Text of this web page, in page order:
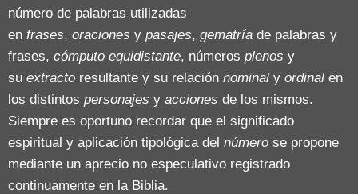
número de palabras utilizadas
en frases, oraciones y pasajes, gematría de palabras y
frases, cómputo equidistante, números plenos y
su extracto resultante y su relación nominal y ordinal en
los distintos personajes y acciones de los mismos.
Siempre es oportuno recordar que el significado
espiritual y aplicación tipológica del número se propone
mediante un aprecio no especulativo registrado
continuamente en la Biblia.